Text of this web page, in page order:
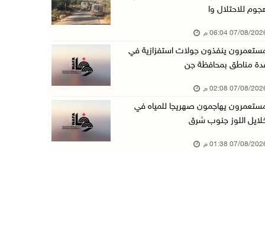
مستعمرون يهاجمون مجددا تجمع الكعابنة شرق الطي ...
أسعار النفط تواصل الصعود وسط مخاوف بشأن مستقب ...
الذهب يتجه لأفضل أداء أسبوعي منذ كانون الثاني
07/آب/2026 10:12 ص
قوات الاحتلال تنصب حاجزا عسكريا شرق بيت لحم
للاحتلال وا
08/2026 06:04 م
ينفذون جولات استفزازية في
مناطق بمحافظة جن
08/2026 02:08 م
يهاجمون صهريجا للمياه في
اللوز جنوب شرق
08/2026 01:38 م